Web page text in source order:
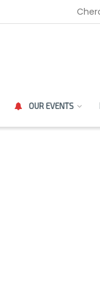
OUR EVENTS